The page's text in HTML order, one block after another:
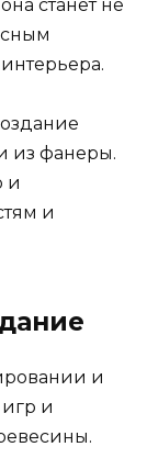
станет не
из фанеры.
и
и
и
и